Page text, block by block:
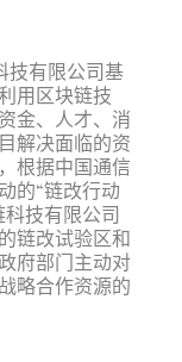
技有限公司基
用区块链技
金、人才、消
解决面临的资
根据中国通信
的“链改行动
技有限公司
链改试验区和
府部门主动对
略合作资源的